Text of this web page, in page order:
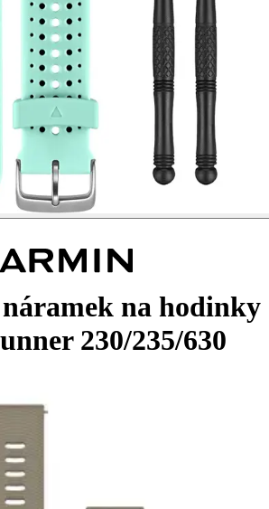
na hodinky
230/235/630